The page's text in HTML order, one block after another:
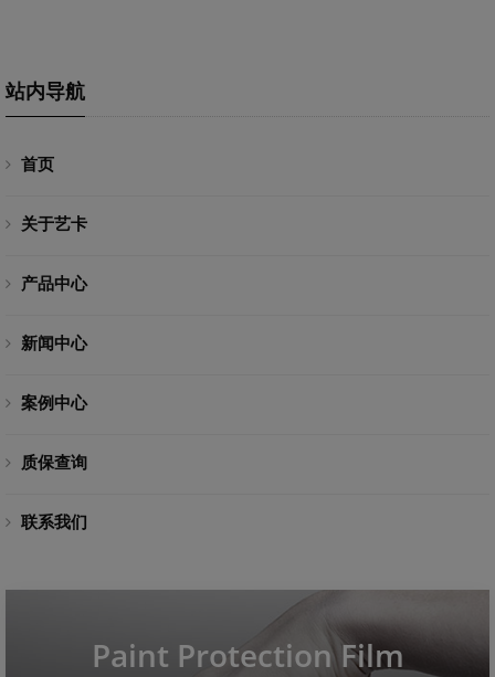
站内导航
首页
关于艺卡
产品中心
新闻中心
案例中心
质保查询
联系我们
Paint Protection Film